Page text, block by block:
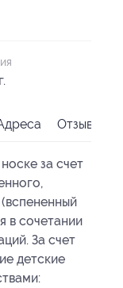
Отзывы
за счет
в сочетании
За счет
детские